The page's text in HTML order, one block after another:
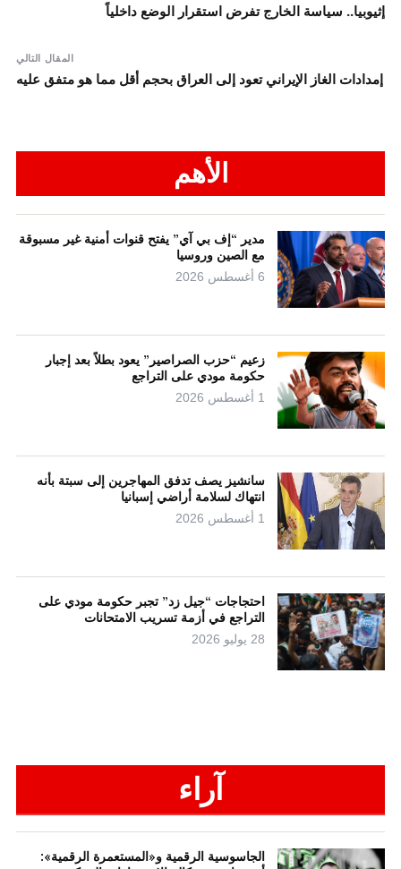
إثيوبيا.. سياسة الخارج تفرض استقرار الوضع داخلياً
المقال التالي
إمدادات الغاز الإيراني تعود إلى العراق بحجم أقل مما هو متفق عليه
الأهم
مدير “إف بي آي” يفتح قنوات أمنية غير مسبوقة
مع الصين وروسيا
6 أغسطس 2026
زعيم “حزب الصراصير” يعود بطلاً بعد إجبار
حكومة مودي على التراجع
1 أغسطس 2026
سانشيز يصف تدفق المهاجرين إلى سبتة بأنه
انتهاك لسلامة أراضي إسبانيا
1 أغسطس 2026
احتجاجات “جيل زد” تجبر حكومة مودي على
التراجع في أزمة تسريب الامتحانات
28 يوليو 2026
آراء
الجاسوسية الرقمية و«المستعمرة الرقمية»: